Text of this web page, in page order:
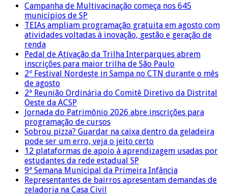
Campanha de Multivacinação começa nos 645
municípios de SP
TEIAs ampliam programação gratuita em agosto com
atividades voltadas à inovação, gestão e geração de
renda
Pedal de Ativação da Trilha Interparques abrem
inscrições para maior trilha de São Paulo
2º Festival Nordeste in Sampa no CTN durante o mês
de agosto
2ª Reunião Ordinária do Comitê Diretivo da Distrital
Oeste da ACSP
Jornada do Patrimônio 2026 abre inscrições para
programação de cursos
Sobrou pizza? Guardar na caixa dentro da geladeira
pode ser um erro, veja o jeito certo
12 plataformas de apoio à aprendizagem usadas por
estudantes da rede estadual SP
9ª Semana Municipal da Primeira Infância
Representantes de bairros apresentam demandas de
zeladoria na Casa Civil